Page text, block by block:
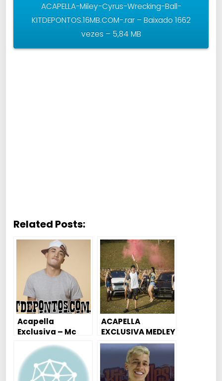
ACAPELLA-Miley-Cyrus-Wrecking-Ball-
KITDEPONTOS.16MB.COM-.rar – Baixado 1662
vezes – 5,84 MB
Related Posts:
Acapella
Exclusiva – Mc
Putiane Machuco
O Piru Do Pai
(PedroDJ)
ACAPELLA
EXCLUSIVA MEDLEY
MC DUDU ? ?